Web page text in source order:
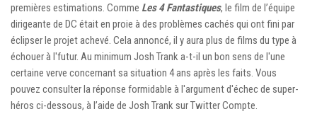
premières estimations. Comme Les 4 Fantastiques, le film de l’équipe
dirigeante de DC était en proie à des problèmes cachés qui ont fini par
éclipser le projet achevé. Cela annoncé, il y aura plus de films du type à
échouer à l'futur. Au minimum Josh Trank a-t-il un bon sens de l'une
certaine verve concernant sa situation 4 ans après les faits. Vous
pouvez consulter la réponse formidable à l'argument d'échec de super-
héros ci-dessous, à l’aide de Josh Trank sur TwitterCompte.